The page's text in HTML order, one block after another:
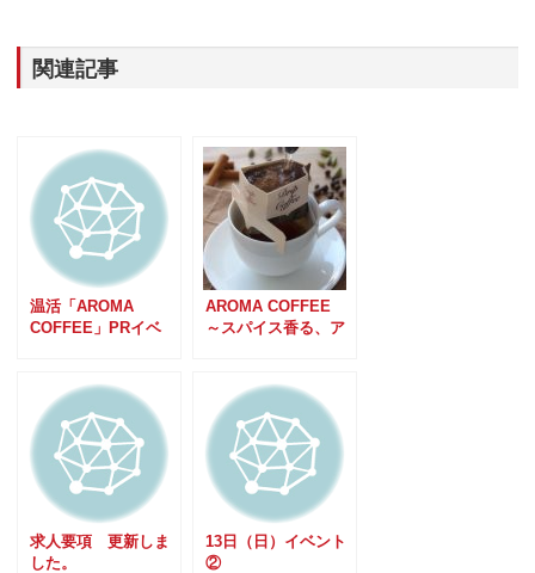
関連記事
温活「AROMA
COFFEE」PRイベ
AROMA COFFEE
～スパイス香る、ア
求人要項 更新しま
した。
13日（日）イベント
②